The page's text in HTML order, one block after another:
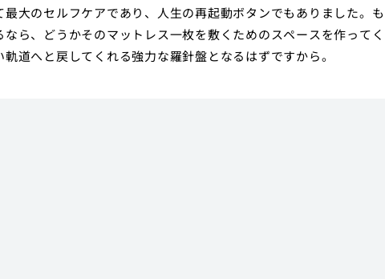
大のセルフケアであり、人生の再起動ボタンでもありました。も
ら、どうかそのマットレス一枚を敷くためのスペースを作ってく
道へと戻してくれる強力な羅針盤となるはずですから。